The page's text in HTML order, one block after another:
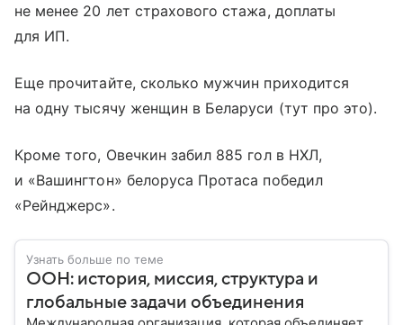
не менее 20 лет страхового стажа, доплаты
для ИП.
Еще прочитайте, сколько мужчин приходится
на одну тысячу женщин в Беларуси (тут про это).
Кроме того, Овечкин забил 885 гол в НХЛ,
и «Вашингтон» белоруса Протаса победил
«Рейнджерс».
Узнать больше по теме
ООН: история, миссия, структура и
глобальные задачи объединения